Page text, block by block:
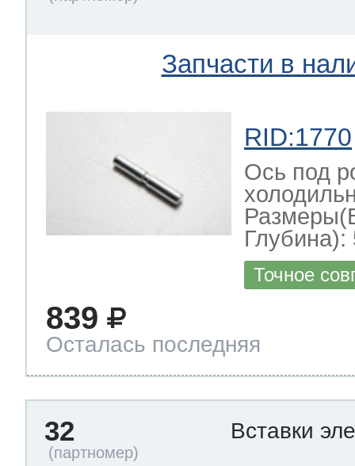
Запчасти в
RID:1770
Ось под
Глубина):
Точное
839
Осталась последняя
32 Вставки